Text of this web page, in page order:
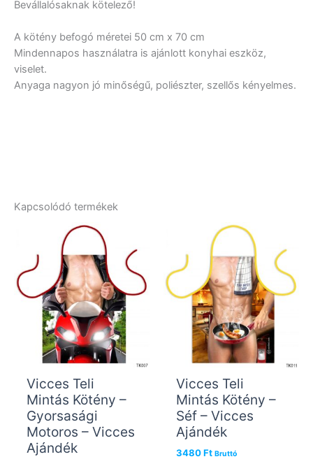
Bevállalósaknak kötelező!
A kötény befogó méretei 50 cm x 70 cm
Mindennapos használatra is ajánlott konyhai eszköz,
viselet.
Anyaga nagyon jó minőségű, poliészter, szellős kényelmes.
Kapcsolódó termékek
Vicces Teli
Mintás Kötény –
Gyorsasági
Motoros – Vicces
Ajándék
Vicces Teli
Mintás Kötény –
Séf – Vicces
Ajándék
3480Ft Bruttó